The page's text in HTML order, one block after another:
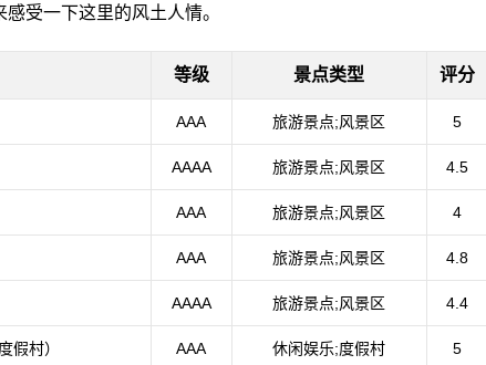
受一下这里的风土人情。
等级 景点类型 评分
AAA 旅游景点;风景区 5
AAAA 旅游景点;风景区 4.5
AAA 旅游景点;风景区 4
AAA 旅游景点;风景区 4.8
AAAA 旅游景点;风景区 4.4
假村） AAA 休闲娱乐;度假村 5